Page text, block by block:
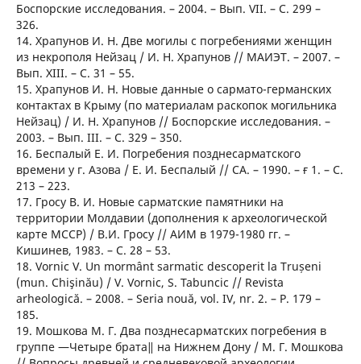
Боспорские исследования. – 2004. – Вып. VII. – С. 299 –
326.
14. Храпунов И. Н. Две могилы с погребениями женщин
из некрополя Нейзац / И. Н. Храпунов // МАИЭТ. – 2007. –
Вып. XIII. – С. 31 – 55.
15. Храпунов И. Н. Новые данные о сармато-германских
контактах в Крыму (по материалам раскопок могильника
Нейзац) / И. Н. Храпунов // Боспорские исследования. –
2003. – Вып. III. – С. 329 – 350.
16. Беспалый Е. И. Погребения позднесарматского
времени у г. Азова / Е. И. Беспалый // СА. – 1990. – ғ 1. – С.
213 – 223.
17. Гросу В. И. Новые сарматские памятники на
территории Молдавии (дополнения к археологической
карте МССР) / В.И. Гросу // АИМ в 1979-1980 гг. –
Кишинев, 1983. – С. 28 – 53.
18. Vornic V. Un mormânt sarmatic descoperit la Trușeni
(mun. Chişinău) / V. Vornic, S. Tabuncic // Revista
arheologică. – 2008. – Seria nouă, vol. IV, nr. 2. – P. 179 –
185.
19. Мошкова М. Г. Два позднесарматских погребения в
группе ―Четыре брата‖ на Нижнем Дону / М. Г. Мошкова